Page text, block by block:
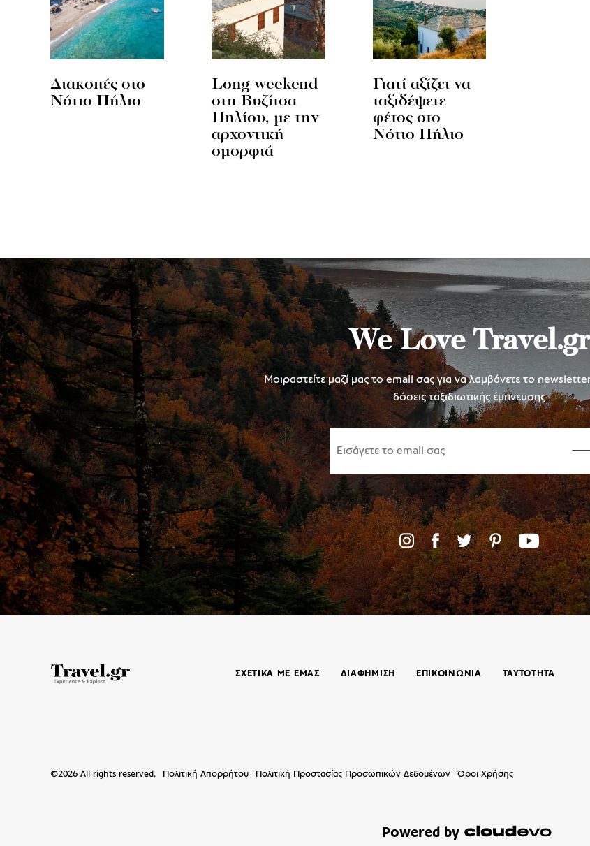
Διακοπές στο
Νότιο Πήλιο
Long weekend
στη Βυζίτσα
Πηλίου, με την
αρχοντική
ομορφιά
Γιατί αξίζει να
ταξιδέψετε
φέτος στο
Νότιο Πήλιο
We Love Travel.gr
Μοιραστείτε μαζί μας το email σας για να λαμβάνετε το
δόσεις ταξιδιωτικής έμπνευσης
ΣΧΕΤΙΚΑ ΜΕ ΕΜΑΣ ΔΙΑΦΗΜΙΣΗ ΕΠΙΚΟΙΝΩΝΊΑ ΤΑΥΤΟΤΗΤΑ
©2026 All rights reserved. Πολιτική Απορρήτου Πολιτική Προστασίας Προσωπικών Δεδομένων Όροι Χρήσης
Powered by